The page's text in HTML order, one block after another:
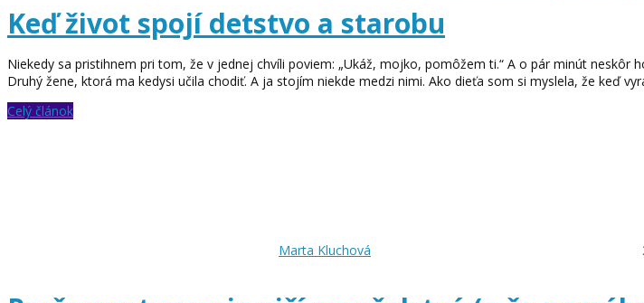
Keď život spojí detstvo a starobu
Niekedy sa pristihnem pri tom, že v jednej chvíli poviem: „Ukáž, mojko, pomôžem ti.“ A o pár minút
Druhý žene, ktorá ma kedysi učila chodiť. A ja stojím niekde medzi nimi. Ako dieťa som si myslela, že keď
Celý článok
Marta Kluchová